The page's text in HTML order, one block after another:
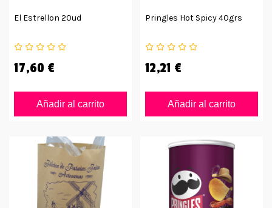
El Estrellon 20ud
17,60 €
Añadir al carrito
Pringles Hot Spicy 40grs
12,21 €
Añadir al carrito